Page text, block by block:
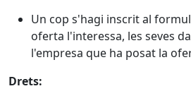
Un cop s'hagi inscrit al
oferta l'interessa, les seves
l'empresa que ha posat la
Drets: